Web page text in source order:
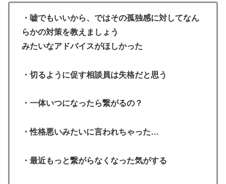
・嘘でもいいから、ではその孤独感に対してなん
らかの対策を教えましょう
みたいなアドバイスがほしかった
・切るように促す相談員は失格だと思う
・一体いつになったら繋がるの？
・性格悪いみたいに言われちゃった…
・最近もっと繋がらなくなった気がする